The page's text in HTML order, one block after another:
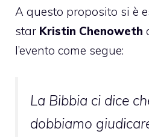
A questo proposito si è
star Kristin Chenoweth
l’evento come segue:
La Bibbia ci dice
dobbiamo